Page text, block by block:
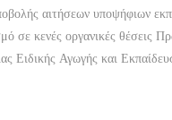
αιτήσεων υποψήφιων
σε κενές οργανικές θέσεις
Ειδικής Αγωγής και